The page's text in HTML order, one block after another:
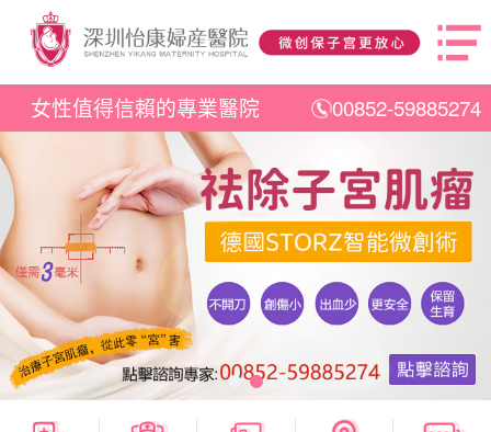
女性值得信賴的專業醫院 00852-59885274